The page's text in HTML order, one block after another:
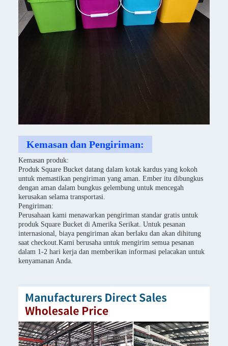
Kemasan dan Pengiriman:
Kemasan produk:
Produk Square Bucket datang dalam kotak kardus yang kokoh
untuk memastikan pengiriman yang aman. Ember itu dibungkus
dengan aman dalam bungkus gelembung untuk mencegah
kerusakan selama transportasi.
Pengiriman:
Perusahaan kami menawarkan pengiriman standar gratis untuk
produk Square Bucket di Amerika Serikat. Untuk pesanan
internasional, biaya pengiriman akan berlaku dan akan dihitung
saat checkout.Kami berusaha untuk mengirim semua pesanan
dalam 1-2 hari kerja dan memberikan informasi pelacakan untuk
kenyamanan Anda.